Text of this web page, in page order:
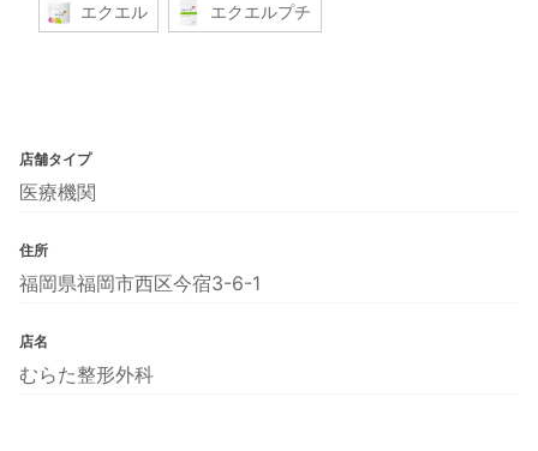
エクエル エクエルプチ
店舗タイプ
医療機関
住所
福岡県福岡市西区今宿3-6-1
店名
むらた整形外科